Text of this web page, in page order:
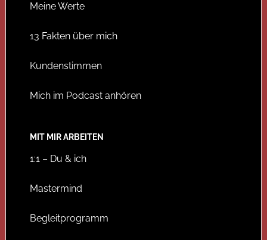
Meine Werte
13 Fakten über mich
Kundenstimmen
Mich im Podcast anhören
MIT MIR ARBEITEN
1:1 – Du & ich
Mastermind
Begleitprogramm